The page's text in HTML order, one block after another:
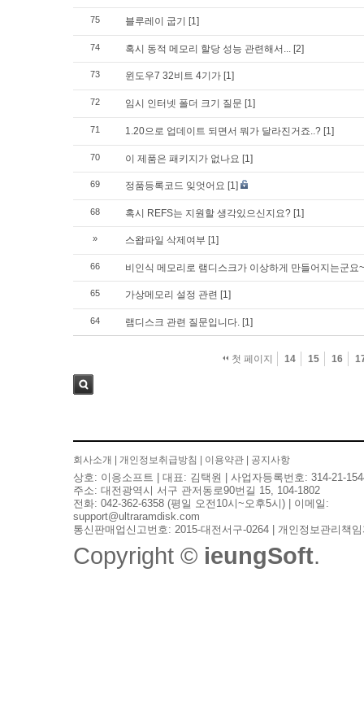
75 블루레이 굽기 [1]
74 혹시 동적 메모리 할당 성능 관련해서... [2]
73 윈도우7 32비트 4기가 [1]
72 임시 인터넷 폴더 크기 질문 [1]
71 1.20으로 업데이트 되면서 뭐가 달라진거죠..? [1]
70 이 제품은 패키지가 없나요 [1]
69 정품등록코드 잊엇어요 [1]
68 혹시 REFS는 지원할 생각있으신지요? [1]
» 스왑파일 삭제여부 [1]
66 비인식 메모리로 램디스크가 이상하게 만들어지는군요~
65 가상메모리 설정 관련 [1]
64 램디스크 관련 질문입니다. [1]
첫 페이지 14 15 16
회사소개 개인정보취급방침 이용약관 공지사항
상호: 이응소프트 | 대표: 김택원 | 사업자등록번호: 314-21-
주소: 대전광역시 서구 관저동로90번길 15, 104-1802
전화: 042-362-6358 (평일 오전10시~오후5시) | 이메일:
support@ultraramdisk.com
통신판매업신고번호: 2015-대전서구-0264 | 개인정보관리책
Copyright © ieungSoft.